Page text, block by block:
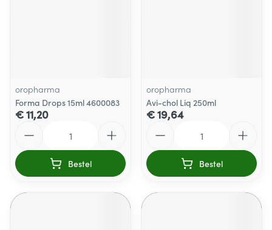
oropharma
Forma Drops 15ml 4600083
€ 11,20
Bestel
oropharma
Avi-chol Liq 250ml
€ 19,64
Bestel